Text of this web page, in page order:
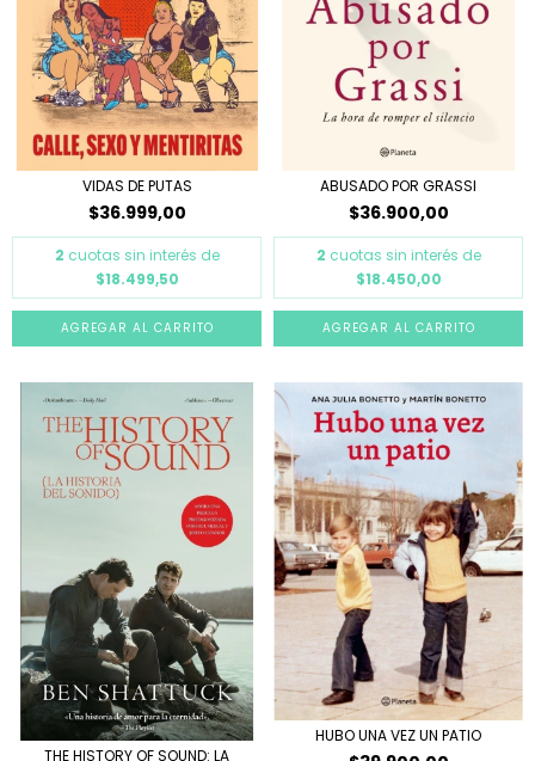
VIDAS DE PUTAS
$36.999,00
2 cuotas sin interés de
$18.499,50
ABUSADO POR GRASSI
$36.900,00
2 cuotas sin interés de
$18.450,00
THE HISTORY OF SOUND: LA
HUBO UNA VEZ UN PATIO